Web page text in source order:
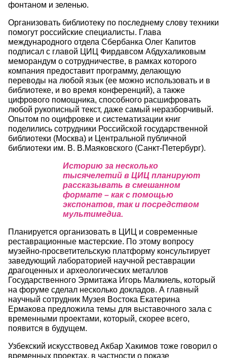
фонтаном и зеленью.
Организовать библиотеку по последнему слову техники
помогут российские специалисты. Глава
международного отдела Сбербанка Олег Капитов
подписал с главой ЦИЦ Фирдавсом Абдухаликовым
меморандум о сотрудничестве, в рамках которого
компания предоставит программу, делающую
переводы на любой язык (ее можно использовать и в
библиотеке, и во время конференций), а также
цифрового помощника, способного расшифровать
любой рукописный текст, даже самый неразборчивый.
Опытом по оцифровке и систематизации книг
поделились сотрудники Российской государственной
библиотеки (Москва) и Центральной публичной
библиотеки им. В. В.Маяковского (Санкт-Петербург).
Историю за несколько
тысячелетий в ЦИЦ планируют
рассказывать в смешанном
формате – как с помощью
экспонатов, так и посредством
мультимедиа.
Планируется организовать в ЦИЦ и современные
реставрационные мастерские. По этому вопросу
музейно-просветительскую платформу консультирует
заведующий лабораторией научной реставрации
драгоценных и археологических металлов
Государственного Эрмитажа Игорь Малкиель, который
на форуме сделал несколько докладов. А главный
научный сотрудник Музея Востока Екатерина
Ермакова предложила темы для выставочного зала с
временными проектами, который, скорее всего,
появится в будущем.
Узбекский искусствовед Акбар Хакимов тоже говорил о
временных проектах, в частности о показе